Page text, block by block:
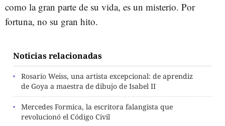
como la gran parte de su vida, es un misterio. Por
fortuna, no su gran hito.
Noticias relacionadas
Rosario Weiss, una artista excepcional: de aprendiz
de Goya a maestra de dibujo de Isabel II
Mercedes Formica, la escritora falangista que
revolucionó el Código Civil